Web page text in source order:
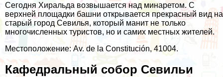
Сегодня Хиральда возвышается над минаретом. С
верхней площадки башни открывается прекрасный вид на
старый город Севилья, который манит не только
многочисленных туристов, но и самих местных жителей.
Местоположение: Av. de la Constitución, 41004.
Кафедральный собор Севильи